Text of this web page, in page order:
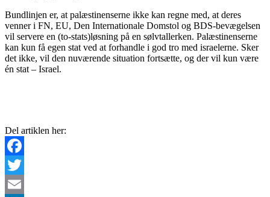
Bundlinjen er, at palæstinenserne ikke kan regne med, at deres
venner i FN, EU, Den Internationale Domstol og BDS-bevægelsen
vil servere en (to-stats)løsning på en sølvtallerken. Palæstinenserne
kan kun få egen stat ved at forhandle i god tro med israelerne. Sker
det ikke, vil den nuværende situation fortsætte, og der vil kun være
én stat – Israel.
Del artiklen her:
Facebook
Twitter